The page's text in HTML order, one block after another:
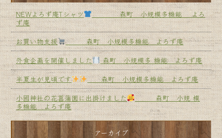
NEWよろず庵Tシャツ
森町 小規模多機能 よろ
ず庵
お買い物支援
森町 小規模多機能 よろず庵
外食企画を開催しました
森町 小規模多 機能 よろず庵
半夏生が見頃です
森町 小規模多機能 よろず庵
小國神社の花菖蒲園に出掛けました
森町 小規 模
多機能 よろず庵
アーカイブ